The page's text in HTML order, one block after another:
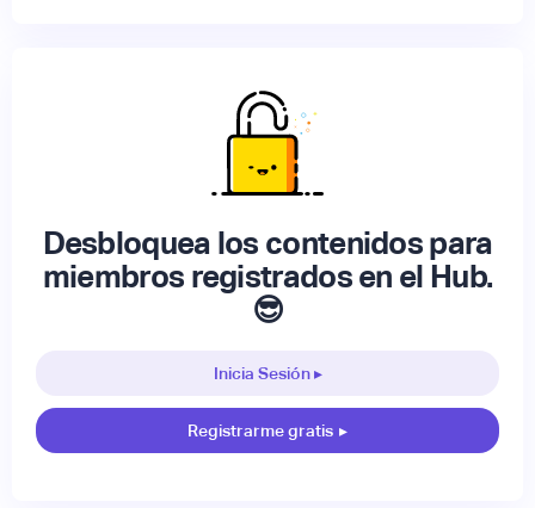
Desbloquea los contenidos para
miembros registrados en el Hub.
😎
Inicia Sesión ▸
Registrarme gratis ▸